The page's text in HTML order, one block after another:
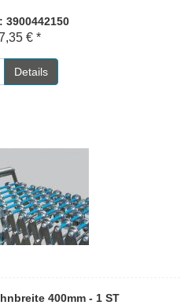
3900442150
€ *
Details
400mm - 1 ST